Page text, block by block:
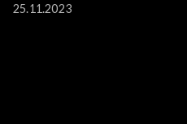
25.11.2023